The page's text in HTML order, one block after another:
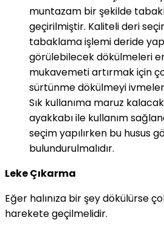
muntazam bir şekilde
geçirilmiştir. Kaliteli deri
tabaklama işlemi deride
görülebilecek dökülmeleri
mukavemeti artırmak için
sürtünme dökülmeyi
Sık kullanıma maruz
ayakkabı ile kullanım
seçim yapılırken bu husus
bulundurulmalıdır.
Leke Çıkarma
Eğer halınıza bir şey dökülürse
harekete geçilmelidir.